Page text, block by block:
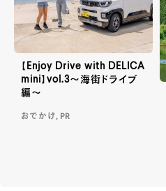
【Enjoy Drive with DELICA
mini】vol.3～海街ドライブ
編～
おでかけ, PR